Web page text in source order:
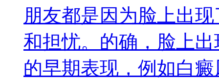
朋友都是因为脸上出
和担忧。的确，脸上
的早期表现，例如白